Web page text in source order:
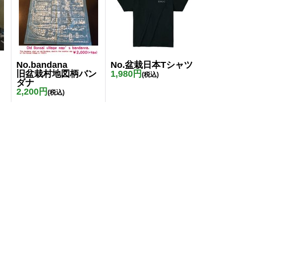
No.bandana
旧盆栽村地図柄バン
ダナ
2,200円 (税込)
No.盆栽日本Tシャツ
1,980円 (税込)